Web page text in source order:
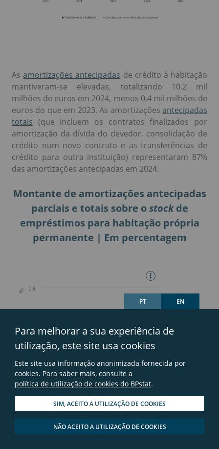
PT EN
Para melhorar a sua experiência de
utilização, este site usa cookies
Este site usa informação anonimizada fornecida por
cookies. Para saber mais, consulte a
política de utilização de cookies do BPstat.
SIM, ACEITO A UTILIZAÇÃO DE COOKIES
NÃO ACEITO A UTILIZAÇÃO DE COOKIES
Asamortizações antecipadas de crédito à habitação
mantiveram-se elevadas, totalizando 10,2 mil
milhões de euros em 2024, menos 0,4 mil milhões de
euros do que em 2023. As amortizações antecipadas
totais (que incluem os contratos finalizados por
amortização da dívida do devedor, consolidação de
crédito num novo contrato e as transferências de
crédito para outra instituição) representaram 87%
das amortizações antecipadas em 2024.
Montante de amortizações antecipadas
parciais e totais sobre ostockde
empréstimos para habitação própria
permanente | Em percentagem